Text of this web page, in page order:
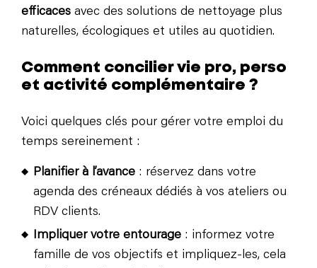
efficaces avec des solutions de nettoyage plus
naturelles, écologiques et utiles au quotidien.
Comment concilier vie pro, perso
et activité complémentaire ?
Voici quelques clés pour gérer votre emploi du
temps sereinement :
Planifier à l’avance : réservez dans votre
agenda des créneaux dédiés à vos ateliers ou
RDV clients.
Impliquer votre entourage : informez votre
famille de vos objectifs et impliquez-les, cela